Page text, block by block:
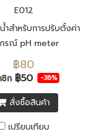
E012
ำสำหรับการปรับตั้งค่า
รณ์ pH meter
฿80
ชิก ฿50 -38%
สั่งซื้อสินค้า
เปรียบเทียบ